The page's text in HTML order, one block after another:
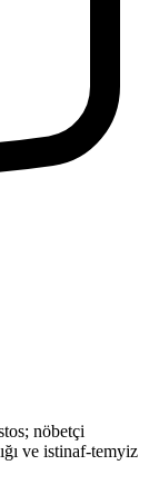
nöbetçi
ve istinaf-temyiz